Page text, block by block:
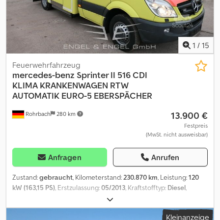
1 / 15
Rohrbach 280 km
Feuerwehrfahrzeug
mercedes-benz Sprinter II 516 CDI
KLIMA KRANKENWAGEN RTW
AUTOMATIK EURO-5 EBERSPÄCHER
13.900 €
Festpreis
(MwSt. nicht ausweisbar)
Anfragen Anrufen
Zustand:gebraucht, Kilometerstand: 230.870 km, Leistung:120
kW (163,15 PS) , Erstzulassung:05/2013 , Kraftstofftyp: Diesel
, maximales Ladegewicht:
Gesamtgewicht:5.000 kg, Achsen-Konfiguration:4x2, Radstand:
Kleinanzeige